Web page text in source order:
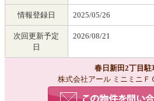
情報登録日 2025/05/26
次回更新予定
日
2026/08/21
春日新田2丁目駐
株式会社アール ミニミニＦ